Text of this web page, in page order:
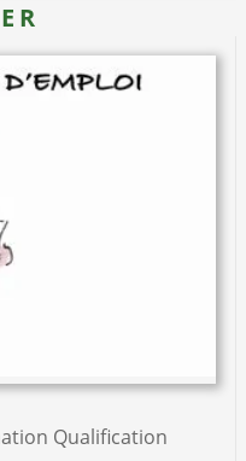
Qualification